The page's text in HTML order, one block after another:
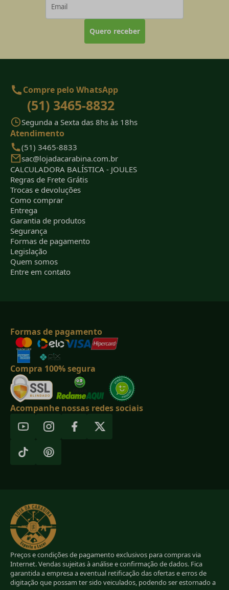
Quero receber
Compre pelo WhatsApp
(51) 3465-8832
Segunda a Sexta das 8hs às 18hs
Atendimento
(51) 3465-8833
sac@lojadacarabina.com.br
CALCULADORA BALÍSTICA - JOULES
Regras de Frete Grátis
Trocas e devoluções
Como comprar
Entrega
Garantia de produtos
Segurança
Formas de pagamento
Legislação
Quem somos
Entre em contato
Formas de pagamento
Compra 100% segura
Acompanhe nossas redes sociais
Preços e condições de pagamento exclusivos para compras via
Internet. Vendas sujeitas à análise e confirmação de dados. Fica
garantida a empresa a eventual retificação das ofertas e erros de
digitação que possam ter sido veiculados, podendo ser estornado a